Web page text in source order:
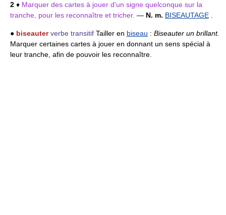
2 ♦ Marquer des cartes à jouer d'un signe quelconque sur la
tranche, pour les reconnaître et tricher. — N. m. BISEAUTAGE
● biseauter verbe transitif Tailler en biseau : Biseauter un brillant.
Marquer certaines cartes à jouer en donnant un sens spécial à
leur tranche, afin de pouvoir les reconnaître.